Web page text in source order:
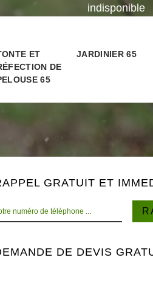
indisponible
ET
DE
65
JARDINIER 65
GRATUIT ET
DE DEVIS